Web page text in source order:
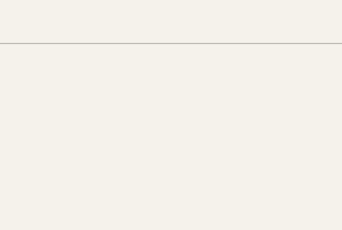
をつけてお気に入りのアイテムをぜひ投